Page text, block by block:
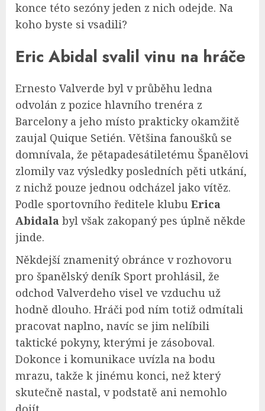
konce této sezóny jeden z nich odejde. Na
koho byste si vsadili?
Eric Abidal svalil vinu na hráče
Ernesto Valverde byl v průběhu ledna
odvolán z pozice hlavního trenéra z
Barcelony a jeho místo prakticky okamžitě
zaujal Quique Setién. Většina fanoušků se
domnívala, že pětapadesátiletému Španělovi
zlomily vaz výsledky posledních pěti utkání,
z nichž pouze jednou odcházel jako vítěz.
Podle sportovního ředitele klubu Erica
Abidala byl však zakopaný pes úplně někde
jinde.
Někdejší znamenitý obránce v rozhovoru
pro španělský deník Sport prohlásil, že
odchod Valverdeho visel ve vzduchu už
hodně dlouho. Hráči pod ním totiž odmítali
pracovat naplno, navíc se jim nelíbili
taktické pokyny, kterými je zásoboval.
Dokonce i komunikace uvízla na bodu
mrazu, takže k jinému konci, než který
skutečně nastal, v podstatě ani nemohlo